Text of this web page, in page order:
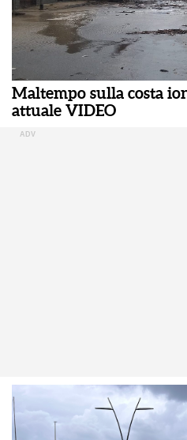
Maltempo sulla costa
attuale VIDEO